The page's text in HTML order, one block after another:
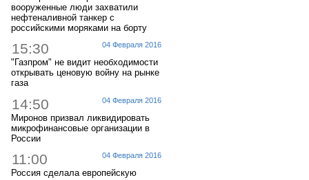
вооруженные люди захватили
нефтеналивной танкер с
российскими моряками на борту
04 Февраля 2016
15:30
"Газпром" не видит необходимости
открывать ценовую войну на рынке
газа
04 Февраля 2016
14:50
Миронов призвал ликвидировать
микрофинансовые организации в
России
04 Февраля 2016
11:00
Россия сделала европейскую